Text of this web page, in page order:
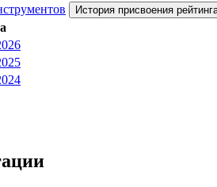
История присвоения